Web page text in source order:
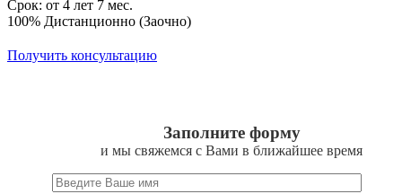
Срок: от 4 лет 7 мес.
100% Дистанционно (Заочно)
Получить консультацию
Заполните форму
и мы свяжемся с Вами в ближайшее время